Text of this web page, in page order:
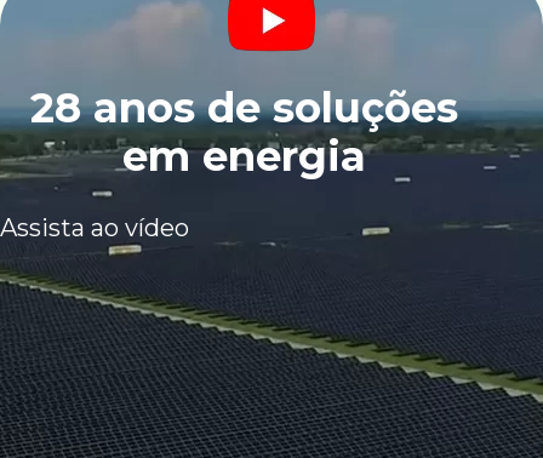
28 anos de soluções
em energia
Assista ao vídeo